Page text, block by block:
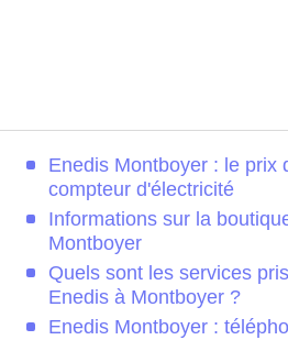
Enedis Montboyer : le prix
compteur d'électricité
Informations sur la
Montboyer
Quels sont les services
Enedis à Montboyer ?
Enedis Montboyer :